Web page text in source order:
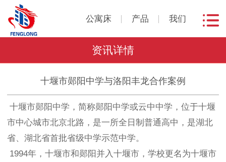
公寓床 产品 我们
资讯详情
十堰市郧阳中学与洛阳丰龙合作案例
十堰市郧阳中学，简称郧阳中学或云中中学，位于十堰
市中心城市北京北路，是一所全日制普通高中，是湖北
省、湖北省首批省级中学示范中学。
1994年，十堰市和郧阳并入十堰市，学校更名为十堰市